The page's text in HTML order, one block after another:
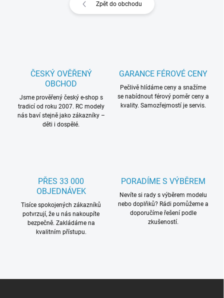
Zpět do obchodu
ČESKÝ OVĚŘENÝ
OBCHOD
Jsme prověřený český e-shop s
tradicí od roku 2007. RC modely
nás baví stejně jako zákazníky –
děti i dospělé.
GARANCE FÉROVÉ CENY
Pečlivě hlídáme ceny a snažíme
se nabídnout férový poměr ceny a
kvality. Samozřejmostí je servis.
PŘES 33 000
OBJEDNÁVEK
Tisíce spokojených zákazníků
potvrzují, že u nás nakoupíte
bezpečně. Zakládáme na
kvalitním přístupu.
PORADÍME S VÝBĚREM
Nevíte si rady s výběrem modelu
nebo doplňků? Rádi pomůžeme a
doporučíme řešení podle
zkušeností.